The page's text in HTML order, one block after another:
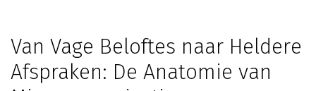
Van Vage Beloftes naar Heldere
Afspraken: De Anatomie van